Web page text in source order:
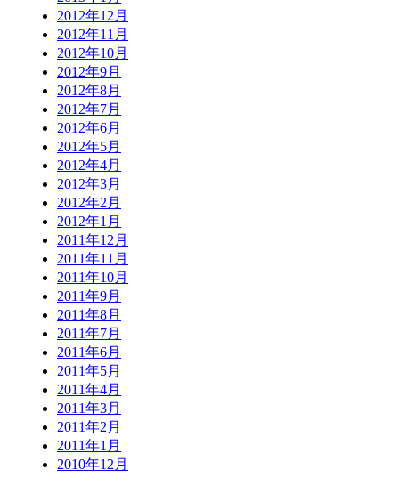
2012年12月
2012年11月
2012年10月
2012年9月
2012年8月
2012年7月
2012年6月
2012年5月
2012年4月
2012年3月
2012年2月
2012年1月
2011年12月
2011年11月
2011年10月
2011年9月
2011年8月
2011年7月
2011年6月
2011年5月
2011年4月
2011年3月
2011年2月
2011年1月
2010年12月